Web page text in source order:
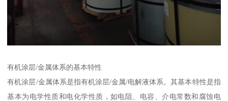
有机涂层/金属体系的基本特性
有机涂层/金属体系是指有机涂层/金属/电解液体系。其基本特性是指
基本为电学性质和电化学性质，如电阻、电容、介电常数和腐蚀电